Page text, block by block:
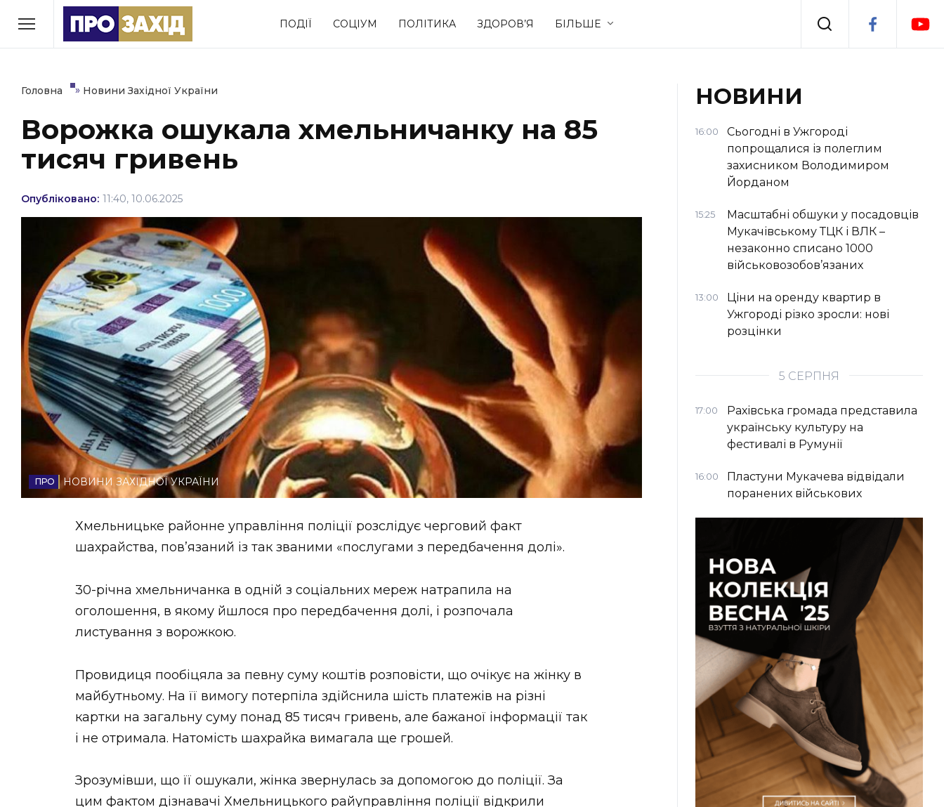
ПОДІЇ СОЦІУМ ПОЛІТИКА ЗДОРОВ’Я БІЛЬШЕ
РУБРИКИ
Економіка Здоров’я Події
Політика Соціум Спорт Стиль життя
Втрачений Ужгород
ЗАКАРПАТСЬКІ НОВИНИ
НОВИНИ ЗАХІДНОЇ УКРАЇНИ
ФОТО
ВІДЕО
Головна » Новини Західної України
Ворожка ошукала хмельничанку на 85
тисяч гривень
Опубліковано: 11:40, 10.06.2025
НОВИНИ ЗАХІДНОЇ УКРАЇНИ
Хмельницьке районне управління поліції розслідує черговий факт
шахрайства, пов’язаний із так званими «послугами з передбачення долі».
30-річна хмельничанка в одній з соціальних мереж натрапила на
оголошення, в якому йшлося про передбачення долі, і розпочала
листування з ворожкою.
Провидиця пообіцяла за певну суму коштів розповісти, що очікує на жінку в
майбутньому. На її вимогу потерпіла здійснила шість платежів на різні
картки на загальну суму понад 85 тисяч гривень, але бажаної інформації так
і не отримала. Натомість шахрайка вимагала ще грошей.
Зрозумівши, що її ошукали, жінка звернулась за допомогою до поліції. За
цим фактом дізнавачі Хмельницького райуправління поліції відкрили
НОВИНИ
16:00
Сьогодні в Ужгороді
попрощалися із полеглим
захисником Володимиром
Йорданом
15:25
Масштабні обшуки у посадовців
Мукачівському ТЦК і ВЛК –
незаконно списано 1000
військовозобов’язаних
13:00
Ціни на оренду квартир в
Ужгороді різко зросли: нові
розцінки
5 СЕРПНЯ
17:00
Рахівська громада представила
українську культуру на
фестивалі в Румунії
16:00
Пластуни Мукачева відвідали
поранених військових